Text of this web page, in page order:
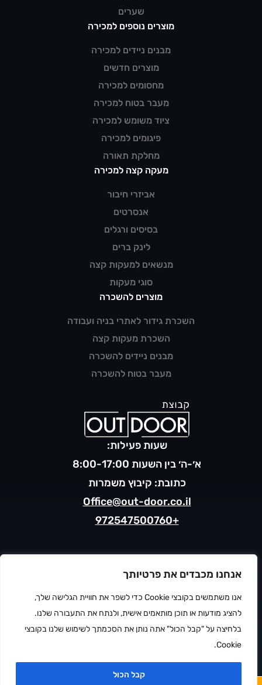
אנחנו מכבדים את פרטיותך
אנו משתמשים בקובצי Cookie כדי לשפר את חוויית הגלישה שלך,
להציג מודעות או תוכן מותאמים אישית, ולנתח את התעבורה שלנו.
בלחיצה על "קבל הכול" אתה נותן את הסכמתך לשימוש שלנו בקובצי
Cookie.
קבל הכול
שעות פעילות:
א׳-ה׳ בין השעות 8:00-17:00
כתובת: קיבוץ משמרות
Office@out-door.co.il
+972547500760
שערים
מוצרים נוספים למכירה
מבנים ניידים למכירה
מוצרים חדשים
מחסומים למכירה
מעבר בטוח למכירה
ציוד משומש למכירה
פיגומים למכירה
מחלקת תאורה
מעקה קצה למכירה
אביזרי חיבור
אנסרטים
בסיסים ורגלים
לינק ברים
מנשאים למעקות קצה
סוגי מעקות
מוצרים להשכרה
השכרת גידור לאתרי בניה ועבודה
השכרת מעקות קצה
מבנים ניידים להשכרה
מעבר בטוח להשכרה
מדיניות פרטיות
תנאי שימוש
הצהרת נגישות
ⓒ 2026 OUTDOOR